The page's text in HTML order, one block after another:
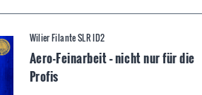
Wilier Filante SLR ID2
Aero-Feinarbeit – nicht nur für die
Profis